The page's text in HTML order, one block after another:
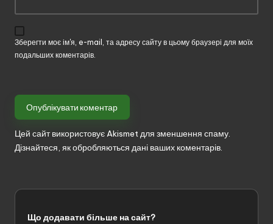
Зберегти моє ім'я, e-mail, та адресу сайту в цьому браузері для моїх
подальших коментарів.
Цей сайт використовує Akismet для зменшення спаму.
Дізнайтеся, як обробляються дані ваших коментарів.
Що додавати більше на сайт?